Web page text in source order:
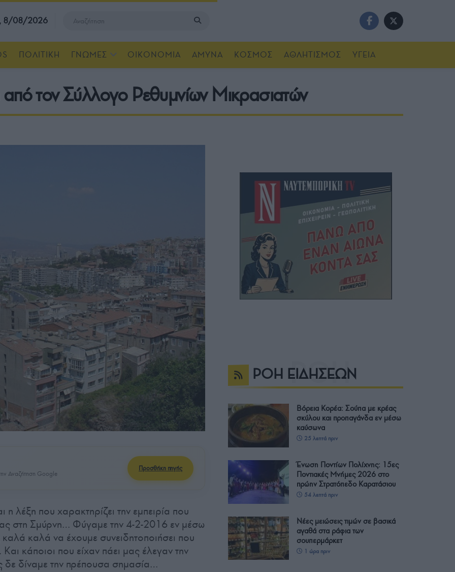
8/08/2026
ΠΟΛΙΤΙΚΗ ΓΝΩΜΕΣ ΟΙΚΟΝΟΜΙΑ ΑΜΥΝΑ ΚΟΣΜΟΣ ΑΘΛΗΤΙΣΜΟΣ ΥΓΕΙΑ
τον Σύλλογο Ρεθυμνίων Μικρασιατών
Αναζήτηση Google
Προσθήκη πηγής
η λέξη που χαρακτηρίζει την εμπειρία που
στη Σμύρνη… Φύγαμε την 4-2-2016 εν μέσω
καλά να έχουμε συνειδητοποιήσει που
κάποιοι που είχαν πάει μας έλεγαν την
δε δίναμε την πρέπουσα σημασία…
ΡΟΗ ΕΙΔΗΣΕΩΝ
Βόρεια Κορέα: Σούπα με κρέας
σκύλου και προπαγάνδα εν μέσω
καύσωνα
25 λεπτά πριν
Ένωση Ποντίων Πολίχνης: 15ες
Ποντιακές Μνήμες 2026 στο
πρώην Στρατόπεδο Καρατάσιου
54 λεπτά πριν
Νέες μειώσεις τιμών σε βασικά
αγαθά στα ράφια των
σουπερμάρκετ
1 ώρα πριν